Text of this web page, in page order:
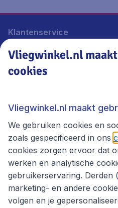
Klantenservice
Vliegwinkel.nl
Thema's
Vliegwinkel.nl
cookies
Vliegwinkel.nl maakt
We gebruiken cookies en
zoals gespecificeerd in ons
cookies zorgen ervoor dat
werken en analytische
gebruikerservaring. Derden (
marketing- en andere
volgen en je